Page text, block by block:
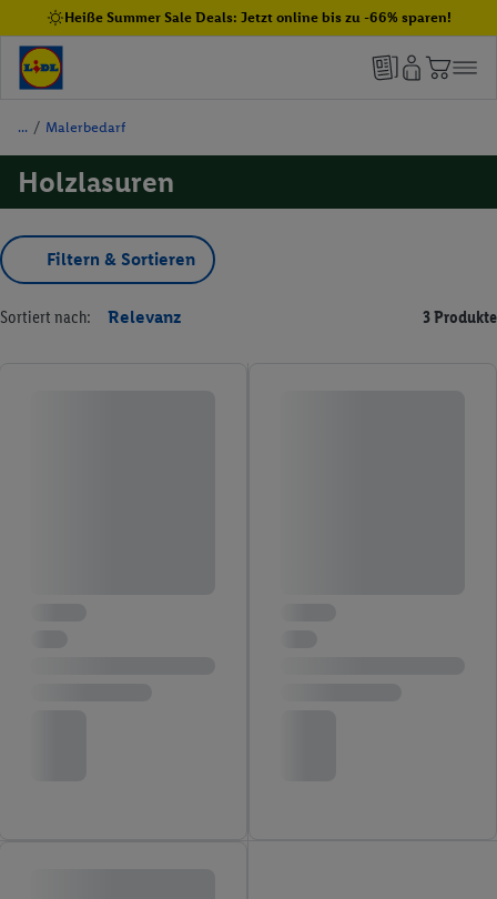
Heiße Summer Sale Deals: Jetzt online bis zu -66% sparen!
/ Malerbedarf
Holzlasuren
Filtern & Sortieren
Sortiert nach: Relevanz 3 Produkte